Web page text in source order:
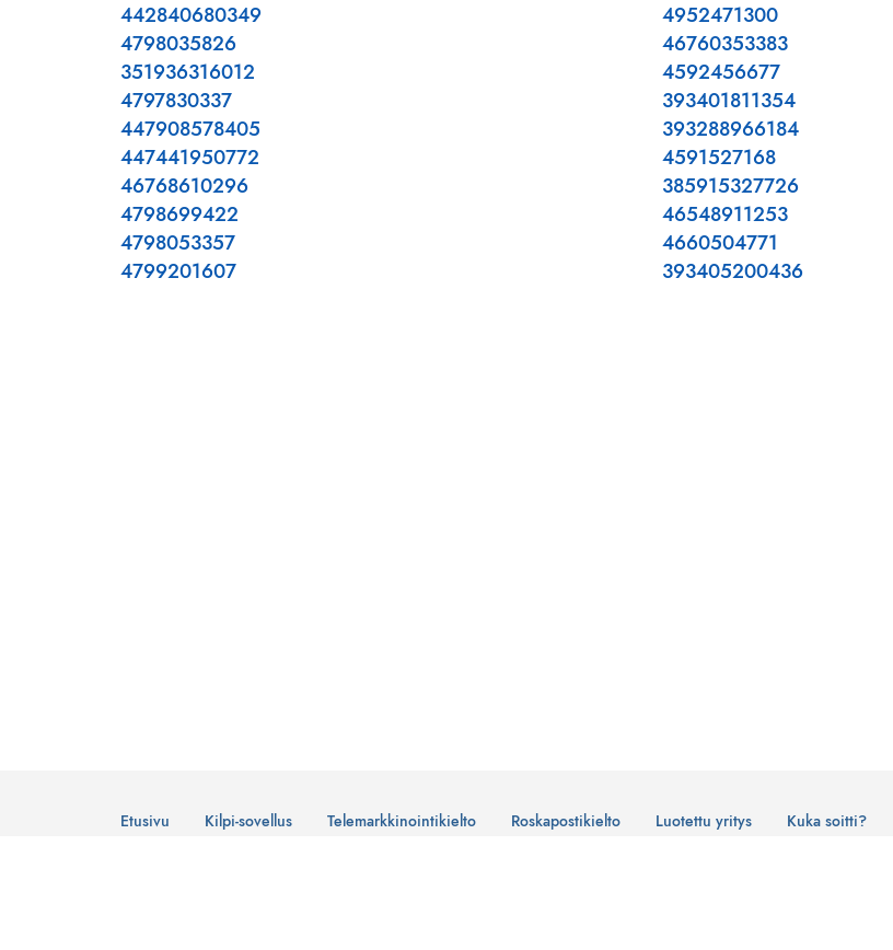
442840680349
4798035826
351936316012
4797830337
447908578405
447441950772
46768610296
4798699422
4798053357
4799201607
4952471300
46760353383
4592456677
393401811354
393288966184
4591527168
385915327726
46548911253
4660504771
393405200436
Etusivu Kilpi-sovellus Telemarkkinointikielto Roskapostikielto Luotettu yritys Kuka soitti?